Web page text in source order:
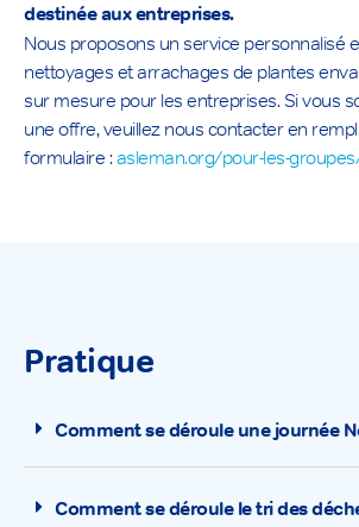
destinée aux entreprises.
Nous proposons un service personnalisé
nettoyages et arrachages de plantes
sur mesure pour les entreprises. Si vous
une offre, veuillez nous contacter en
formulaire :asleman.org/pour-les-
Pratique
Comment se déroule une journée
Comment se déroule le tri des